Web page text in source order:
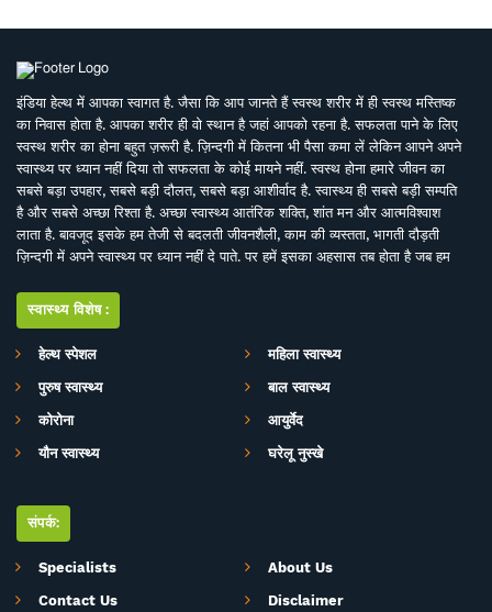
इंडिया हेल्थ में आपका स्वागत है. जैसा कि आप जानते हैं स्वस्थ शरीर में ही स्वस्थ मस्तिष्क
का निवास होता है. आपका शरीर ही वो स्थान है जहां आपको रहना है. सफलता पाने के लिए
स्वस्थ शरीर का होना बहुत ज़रूरी है. ज़िन्दगी में कितना भी पैसा कमा लें लेकिन आपने अपने
स्वास्थ्य पर ध्यान नहीं दिया तो सफलता के कोई मायने नहीं. स्वस्थ होना हमारे जीवन का
सबसे बड़ा उपहार, सबसे बड़ी दौलत, सबसे बड़ा आशीर्वाद है. स्वास्थ्य ही सबसे बड़ी सम्पति
है और सबसे अच्छा रिश्ता है. अच्छा स्वास्थ्य आतंरिक शक्ति, शांत मन और आत्मविश्वाश
लाता है. बावजूद इसके हम तेजी से बदलती जीवनशैली, काम की व्यस्तता, भागती दौड़ती
ज़िन्दगी में अपने स्वास्थ्य पर ध्यान नहीं दे पाते. पर हमें इसका अहसास तब होता है जब हम
सर्वे सन्तु निरामया की परिकल्पना को साकार करने के मकसद से इस डिजिटल मीडिया
प्लेटफाॅर्म की परिकल्पना की गई है. जहां स्वास्थ्य विशेषज्ञों के साथ पत्रकारों, शोधकर्ताओं,
चिकित्सकों की एक बेहतर टीम विभिन्न बीमारियों और उनके इलाज, विशेषज्ञों की राय, नवीन
जागरूकता के ​मिशन के साथ आपसे जुड़ रही है. जिसका मकसद सिर्फ और सिर्फ आपको
स्वास्थ्य सूचना और जानकारी प्रदान करना है. उम्मीद ही नहीं पूरा भरोसा है आप पूरी
सावधानी के साथ स्वास्थ्य से जुड़ी जानकारियां द इंडिया हेल्थ के मार्फत प्राप्त करेंगेे और
बिना चिकित्सकीय सलाह या हेल्थ एक्सपर्ट के परामर्श के इनका अनुसरण करने से भी बचेंगे.
स्वास्थ्य विशेष:
हेल्थ स्पेशल
महिला स्वास्थ्य
पुरुष स्वास्थ्य
बाल स्वास्थ्य
कोरोना
आयुर्वेद
यौन स्वास्थ्य
घरेलू नुस्खे
संपर्क:
Specialists
About Us
Contact Us
Disclaimer